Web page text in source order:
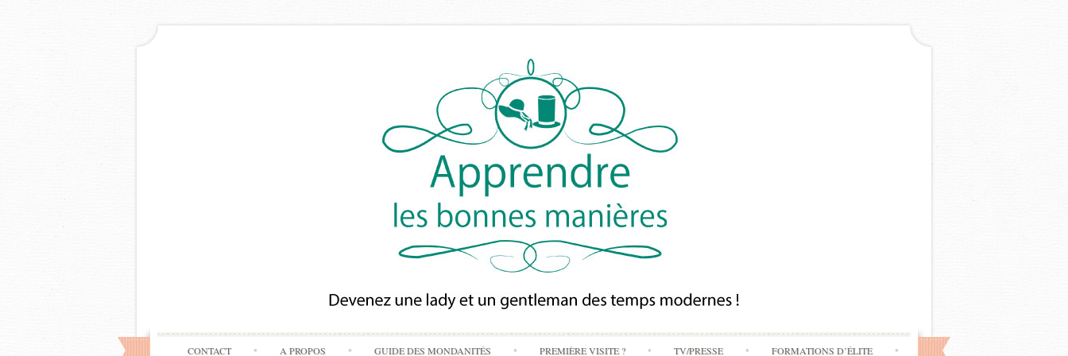
Skip
CONTACT A PROPOS GUIDE DES MONDANITÉS PREMIÈRE VISITE ? TV/PRESSE FORMATIONS D’ÉLITE